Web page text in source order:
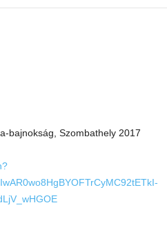
bajnokság, Szombathely 2017